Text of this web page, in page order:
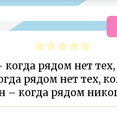
когда рядом нет
рядом нет тех,
– когда рядом